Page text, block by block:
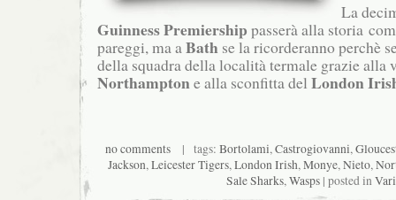
La
Guinness Premiership passerà alla storia
pareggi, ma aBath se la ricorderanno perchè
della squadra della località termale grazie alla
Northamptone alla sconfitta del London
no comments| tags: Bortolami,Castrogiovanni,
Jackson,Leicester Tigers,London Irish,Monye,Nieto,
Sale Sharks,Wasps | posted in